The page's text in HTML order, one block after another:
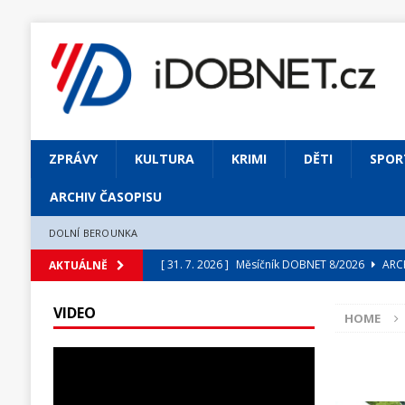
ZPRÁVY KULTURA KRIMI DĚTI
ARCHIV ČASOPISU
DOLNÍ BEROUNKA
AKTUÁLNĚ [ 31. 7. 2026 ] Měsíčník DOBNET 8/2026
[ 31. 7. 2026 ] Jednou Slavoj, vždycky Slavoj!
HOME
VIDEO